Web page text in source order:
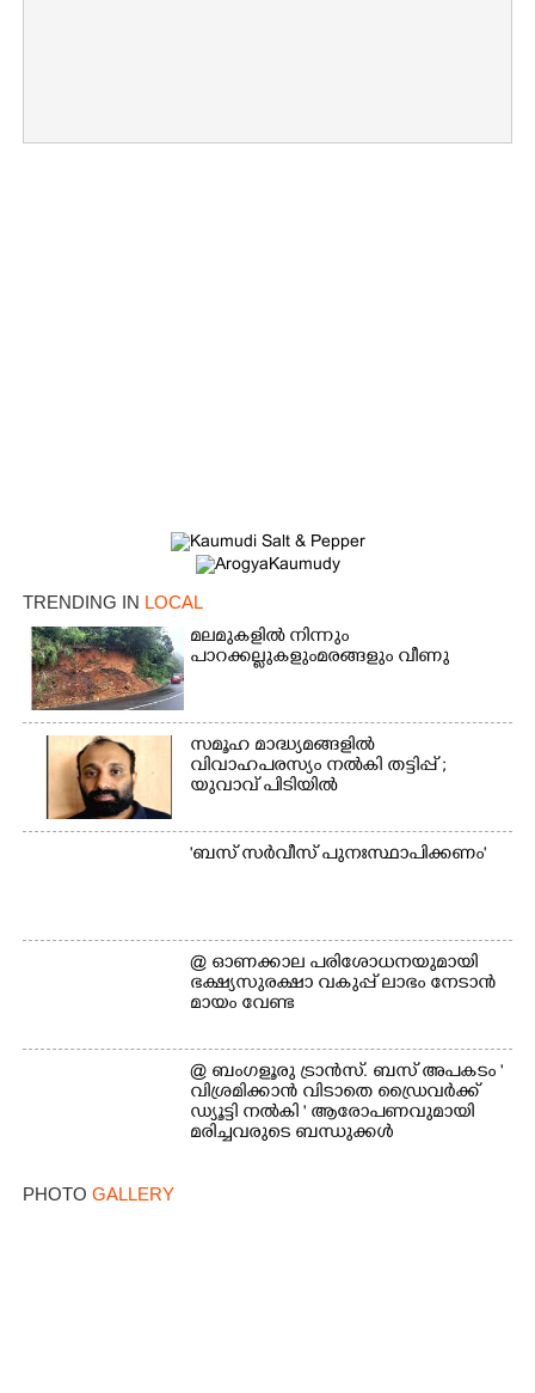
TRENDING IN LOCAL
മലമുകളിൽ നിന്നും
പാറക്കല്ലുകളുംമരങ്ങളും വീണു
സമൂഹ മാദ്ധ്യമങ്ങളിൽ
വിവാഹപരസ്യം നൽകി തട്ടിപ്പ് ;
യുവാവ് പിടിയിൽ
'ബസ് സർവീസ് പുനഃസ്ഥാപിക്കണം'
@​​​​​​​ ഓണക്കാല പരിശോധനയുമായി
ഭക്ഷ്യസുരക്ഷാ വകുപ്പ് ലാഭം നേടാൻ
മായം വേണ്ട
@ ബംഗളൂരു ട്രാൻസ്. ബസ് അപകടം '
വി​ശ്ര​മിക്കാൻ വിടാതെ ഡ്രൈ​വ​ർ​ക്ക്
ഡ്യൂട്ടി നൽകി ' ആരോപണവുമായി
മരിച്ചവരുടെ ബന്ധുക്കൾ
PHOTO GALLERY